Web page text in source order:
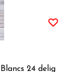
24 delig